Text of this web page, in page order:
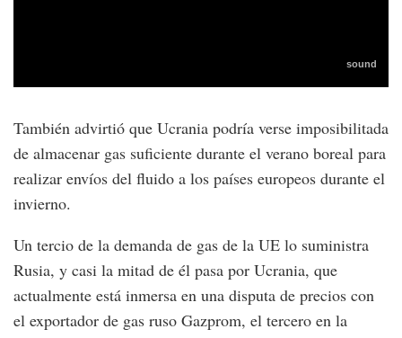
También advirtió que Ucrania podría verse imposibilitada
de almacenar gas suficiente durante el verano boreal para
realizar envíos del fluido a los países europeos durante el
invierno.
Un tercio de la demanda de gas de la UE lo suministra
Rusia, y casi la mitad de él pasa por Ucrania, que
actualmente está inmersa en una disputa de precios con
el exportador de gas ruso Gazprom, el tercero en la